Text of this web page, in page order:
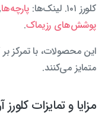
کلورز ۱۰۱. لینک‌ها:
پارچه‌ها
پوشش‌های رزیماک.
این محصولات، با تمرکز بر
متمایز می‌کنند.
مزایا و تمایزات کلورز